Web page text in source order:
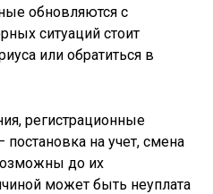
обновляются с
ситуаций стоит
или обратиться в
регистрационные
на учет, смена
до их
может быть неуплата